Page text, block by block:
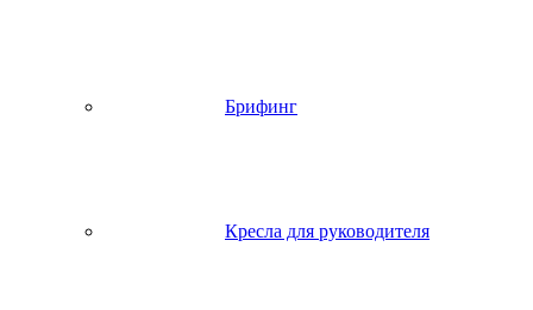
Брифинг
Кресла для руководителя